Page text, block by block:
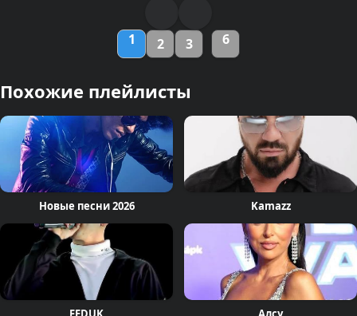
1 2 3 6
Похожие плейлисты
Новые песни 2026 Kamazz